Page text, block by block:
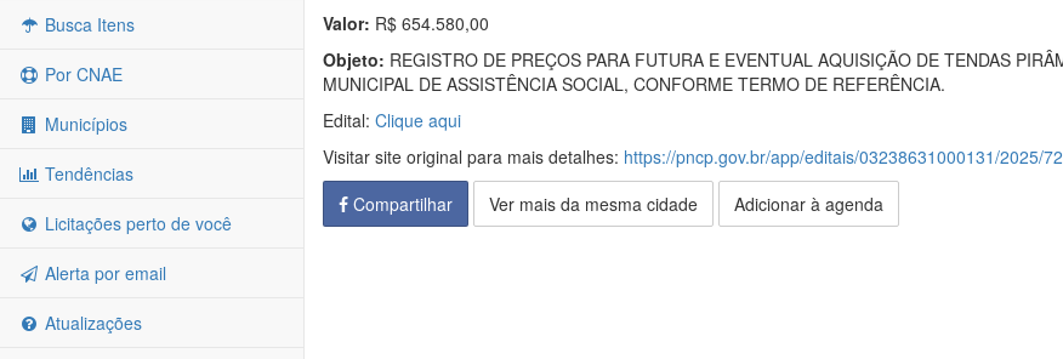
Busca Itens
Por CNAE
Municípios
Tendências
Licitações perto de você
Alerta por email
Atualizações
Valor: R$ 654.580,00
Objeto: REGISTRO DE PREÇOS PARA FUTURA E EVENTUAL AQUISIÇÃO DE TENDAS
MUNICIPAL DE ASSISTÊNCIA SOCIAL, CONFORME TERMO DE REFERÊNCIA.
Edital: Clique aqui
Visitar site original para mais detalhes: https://pncp.gov.br/app/editais/03238631000131/2025/72
Compartilhar
Ver mais da mesma cidade Adicionar à agenda